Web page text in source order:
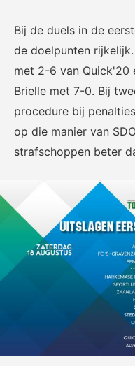
KNVB Shop
De officiële webshop van
Futsal Euro 2022
De officiële
Bij de duels in de
de doelpunten
met 2-6 van Quick'20
Brielle met 7-0. Bij
procedure bij
op die manier van
strafschoppen beter